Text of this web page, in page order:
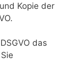
Kopie der
das